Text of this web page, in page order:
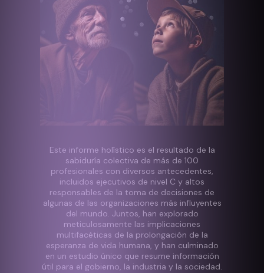
Este informe holístico es el resultado de la
sabiduría colectiva de más de 100
profesionales con diversos antecedentes,
incluidos ejecutivos de nivel C y altos
responsables de la toma de decisiones de
algunas de las organizaciones más influyentes
del mundo. Juntos, han explorado
meticulosamente las implicaciones
multifacéticas de la prolongación de la
esperanza de vida humana, y han culminado
en un estudio único que resume información
útil para el gobierno, la industria y la sociedad.